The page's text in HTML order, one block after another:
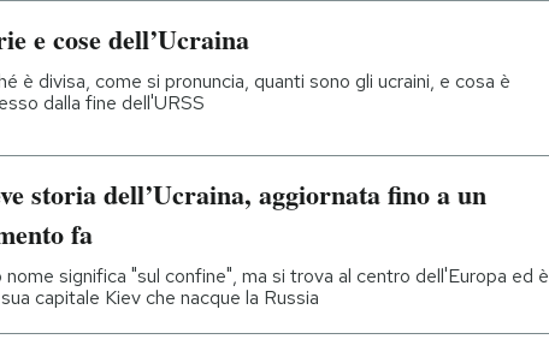
e cose dell’Ucraina
è divisa, come si pronuncia, quanti sono gli ucraini, e cosa è
dalla fine dell'URSS
storia dell’Ucraina, aggiornata fino a un
fa
nome significa "sul confine", ma si trova al centro dell'Europa ed è
capitale Kiev che nacque la Russia